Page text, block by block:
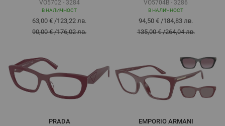
VO5702 - 3284
В НАЛИЧНОСТ
63,00 € /123,22 лв.
90,00 €/176,02 лв.
VO5704B - 3286
В НАЛИЧНОСТ
94,50 € /184,83 лв.
135,00 €/264,04 лв.
PRADA EMPORIO ARMANI